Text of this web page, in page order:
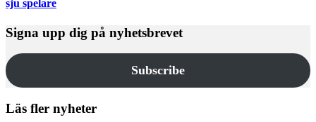
sju spelare
Signa upp dig på nyhetsbrevet
Subscribe
Läs fler nyheter